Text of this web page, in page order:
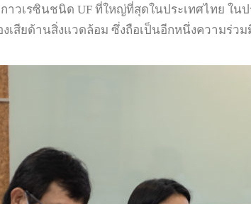
วเรซินชนิด UF ที่ใหญ่ที่สุดในประเทศไทย ใน
เสียด้านสิ่งแวดล้อม ซึ่งถือเป็นอีกหนึ่งความร่